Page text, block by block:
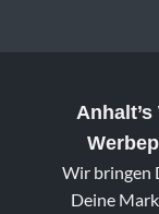
Wir bringen
Deine